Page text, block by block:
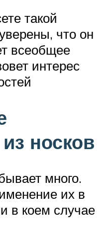
такой
что он
всеобщее
интерес
носков
много.
их в
в коем случае